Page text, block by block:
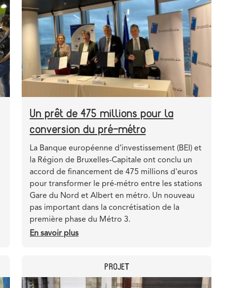
nouveaux
arrêts
au
pré-
métro
image
Un prêt de 475 millions pour la
conversion du pré-métro
Teaser
La Banque européenne d’investissement (BEI) et
la Région de Bruxelles-Capitale ont conclu un
accord de financement de 475 millions d'euros
pour transformer le pré-métro entre les stations
Gare du Nord et Albert en métro. Un nouveau
pas important dans la concrétisation de la
première phase du Métro 3.
En savoir plus
475
PROJET
Header
Image